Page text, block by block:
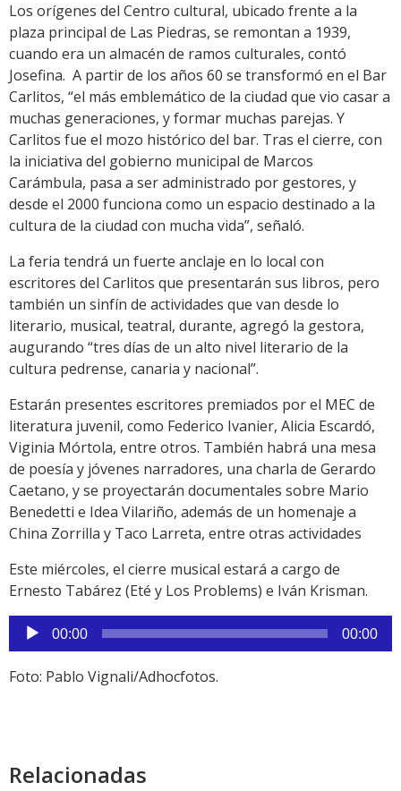
Los orígenes del Centro cultural, ubicado frente a la
plaza principal de Las Piedras, se remontan a 1939,
cuando era un almacén de ramos culturales, contó
Josefina. A partir de los años 60 se transformó en el Bar
Carlitos, “el más emblemático de la ciudad que vio casar a
muchas generaciones, y formar muchas parejas. Y
Carlitos fue el mozo histórico del bar. Tras el cierre, con
la iniciativa del gobierno municipal de Marcos
Carámbula, pasa a ser administrado por gestores, y
desde el 2000 funciona como un espacio destinado a la
cultura de la ciudad con mucha vida”, señaló.
La feria tendrá un fuerte anclaje en lo local con
escritores del Carlitos que presentarán sus libros, pero
también un sinfín de actividades que van desde lo
literario, musical, teatral, durante, agregó la gestora,
augurando “tres días de un alto nivel literario de la
cultura pedrense, canaria y nacional”.
Estarán presentes escritores premiados por el MEC de
literatura juvenil, como Federico Ivanier, Alicia Escardó,
Viginia Mórtola, entre otros. También habrá una mesa
de poesía y jóvenes narradores, una charla de Gerardo
Caetano, y se proyectarán documentales sobre Mario
Benedetti e Idea Vilariño, además de un homenaje a
China Zorrilla y Taco Larreta, entre otras actividades
Este miércoles, el cierre musical estará a cargo de
Ernesto Tabárez (Eté y Los Problems) e Iván Krisman.
Reproductor
de
audio
00:00 00:00
Foto: Pablo Vignali/Adhocfotos.
Relacionadas